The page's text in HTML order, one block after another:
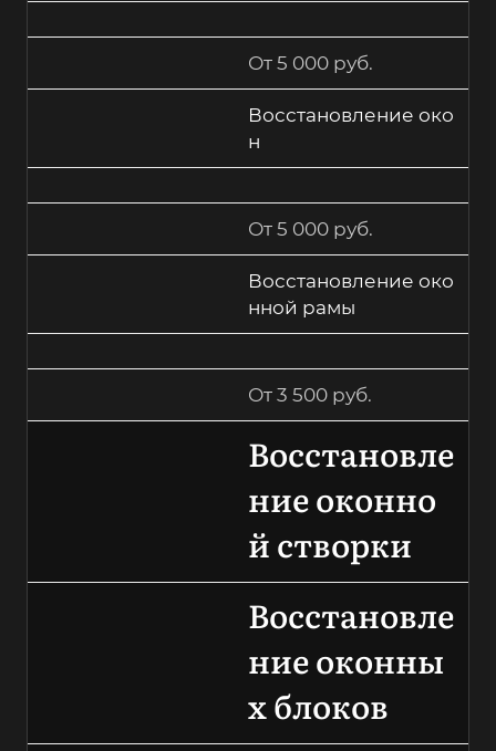
От 5 000 руб.
Восстановление око
н
От 5 000 руб.
Восстановление око
нной рамы
От 3 500 руб.
Восстановле
ние оконно
й створки
Восстановле
ние оконны
х блоков